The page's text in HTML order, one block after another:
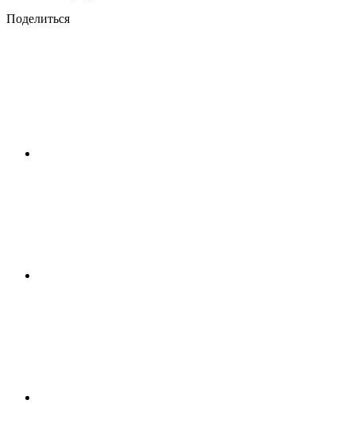
Поделиться